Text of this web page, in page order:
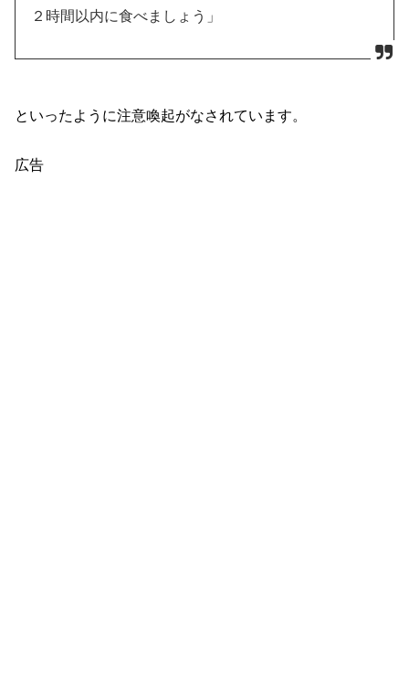
２時間以内に食べましょう」
といったように注意喚起がなされています。
広告